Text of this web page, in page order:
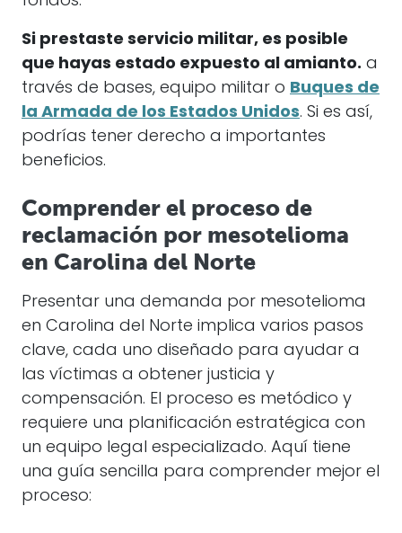
Si prestaste servicio militar, es posible
que hayas estado expuesto al amianto. a
través de bases, equipo militar o Buques de
la Armada de los Estados Unidos. Si es así,
podrías tener derecho a importantes
beneficios.
Comprender el proceso de
reclamación por mesotelioma
en Carolina del Norte
Presentar una demanda por mesotelioma
en Carolina del Norte implica varios pasos
clave, cada uno diseñado para ayudar a
las víctimas a obtener justicia y
compensación. El proceso es metódico y
requiere una planificación estratégica con
un equipo legal especializado. Aquí tiene
una guía sencilla para comprender mejor el
proceso: